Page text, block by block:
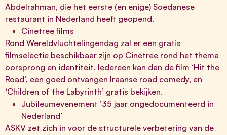
Abdelrahman, die het eerste (en enige) Soedanese
restaurant in Nederland heeft geopend.
Cinetree films
Rond Wereldvluchtelingendag zal er een gratis
filmselectie beschikbaar zijn op Cinetree rond het thema
oorsprong en identiteit. Iedereen kan dan de film ‘Hit the
Road’, een goed ontvangen Iraanse road comedy, en
‘Children of the Labyrinth’ gratis bekijken.
Jubileumevenement ’35 jaar ongedocumenteerd in
Nederland’
ASKV zet zich in voor de structurele verbetering van de